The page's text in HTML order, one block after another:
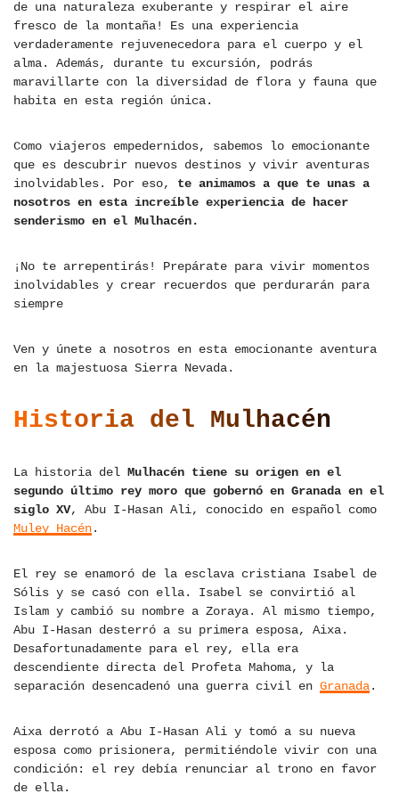
de una naturaleza exuberante y respirar el aire
fresco de la montaña! Es una experiencia
verdaderamente rejuvenecedora para el cuerpo y el
alma. Además, durante tu excursión, podrás
maravillarte con la diversidad de flora y fauna que
habita en esta región única.
Como viajeros empedernidos, sabemos lo emocionante
que es descubrir nuevos destinos y vivir aventuras
inolvidables. Por eso, te animamos a que te unas a
nosotros en esta increíble experiencia de hacer
senderismo en el Mulhacén.
¡No te arrepentirás! Prepárate para vivir momentos
inolvidables y crear recuerdos que perdurarán para
siempre
Ven y únete a nosotros en esta emocionante aventura
en la majestuosa Sierra Nevada.
Historia del Mulhacén
La historia del Mulhacén tiene su origen en el
segundo último rey moro que gobernó en Granada en el
siglo XV, Abu I-Hasan Ali, conocido en español como
Muley Hacén.
El rey se enamoró de la esclava cristiana Isabel de
Sólis y se casó con ella. Isabel se convirtió al
Islam y cambió su nombre a Zoraya. Al mismo tiempo,
Abu I-Hasan desterró a su primera esposa, Aixa.
Desafortunadamente para el rey, ella era
descendiente directa del Profeta Mahoma, y la
separación desencadenó una guerra civil en Granada.
Aixa derrotó a Abu I-Hasan Ali y tomó a su nueva
esposa como prisionera, permitiéndole vivir con una
condición: el rey debía renunciar al trono en favor
de ella.